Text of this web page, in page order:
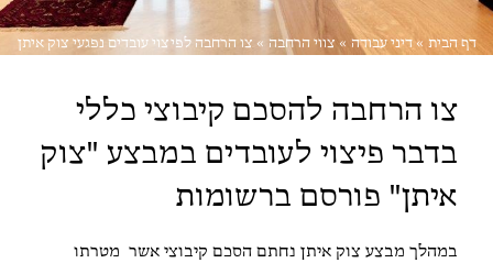
דף הבית »דיני עבודה » צווי הרחבה » צו הרחבה לפיצוי עובדים נפגעי צוק איתן
צו הרחבה להסכם קיבוצי כללי
בדבר פיצוי לעובדים במבצע "צוק
איתן" פורסם ברשומות
במהלך מבצע צוק איתן נחתם הסכם קיבוצי אשר מטרתו